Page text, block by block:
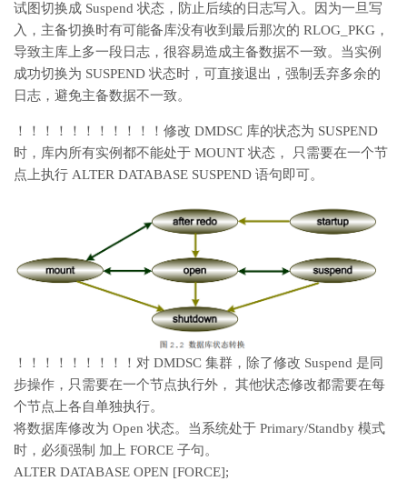
试图切换成 Suspend 状态，防止后续的日志写入。因为一旦写
入，主备切换时有可能备库没有收到最后那次的 RLOG_PKG，
导致主库上多一段日志，很容易造成主备数据不一致。当实例
成功切换为 SUSPEND 状态时，可直接退出，强制丢弃多余的
日志，避免主备数据不一致。
！！！！！！！！！！！修改 DMDSC 库的状态为 SUSPEND
时，库内所有实例都不能处于 MOUNT 状态， 只需要在一个节
点上执行 ALTER DATABASE SUSPEND 语句即可。
！！！！！！！！！对 DMDSC 集群，除了修改 Suspend 是同
步操作，只需要在一个节点执行外， 其他状态修改都需要在每
个节点上各自单独执行。
将数据库修改为 Open 状态。当系统处于 Primary/Standby 模式
时，必须强制 加上 FORCE 子句。
ALTER DATABASE OPEN [FORCE];